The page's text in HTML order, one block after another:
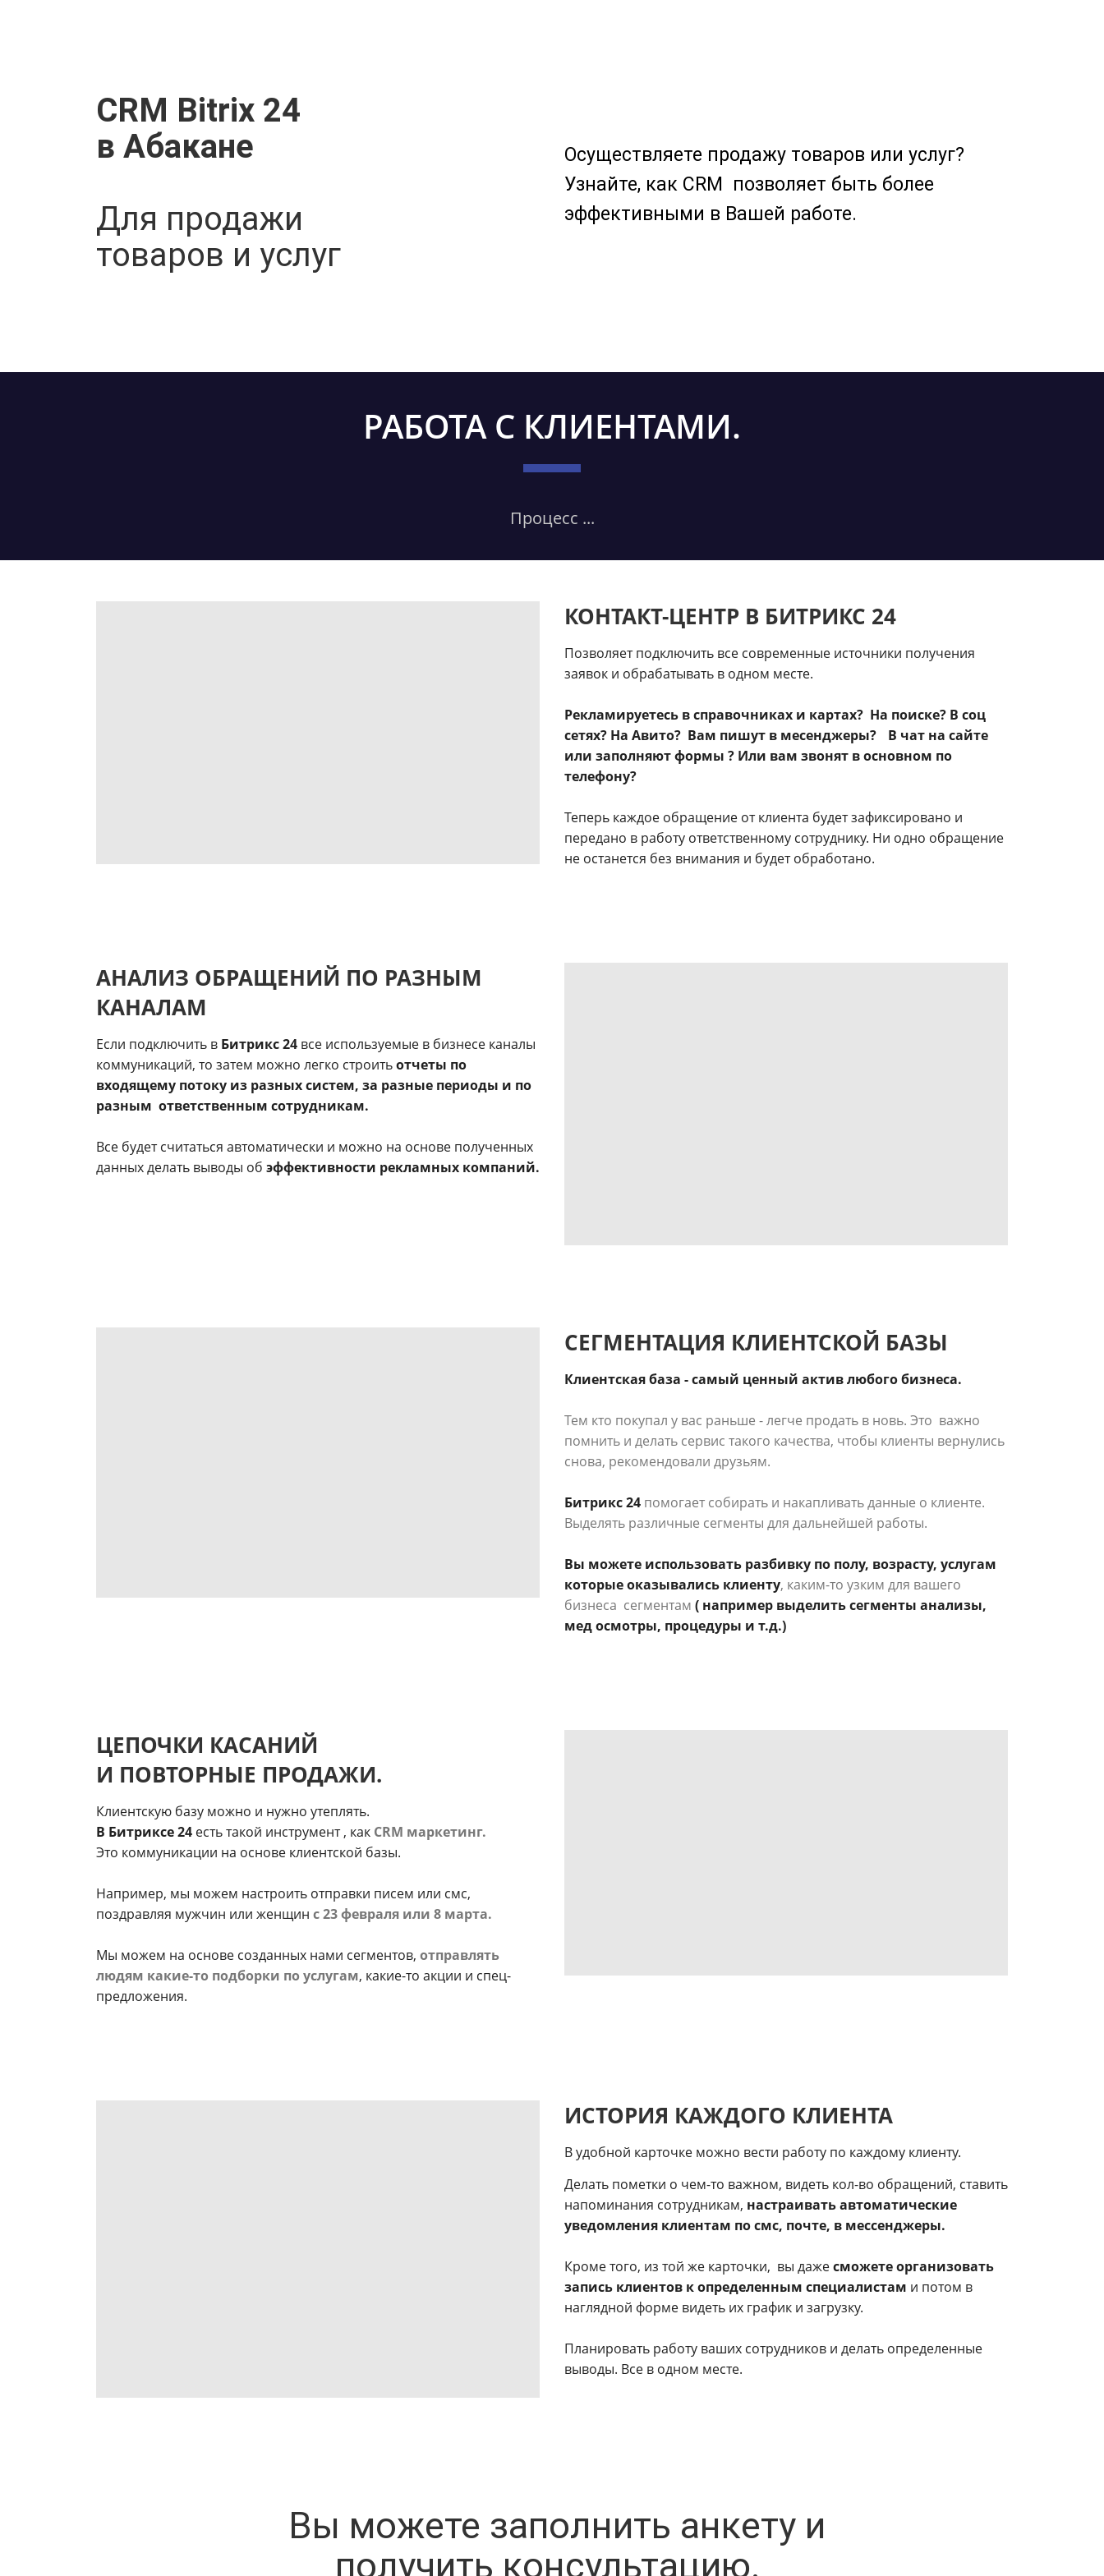
СRM Bitrix 24
в Абакане
Для продажи
товаров и услуг
Осуществляете продажу товаров или услуг?
Узнайте, как CRM позволяет быть более
эффективными в Вашей работе.
РАБОТА С КЛИЕНТАМИ.
Процесс ...
КОНТАКТ-ЦЕНТР В БИТРИКС 24
Позволяет подключить все современные источники получения
заявок и обрабатывать в одном месте.
Рекламируетесь в справочниках и картах? На поиске? В соц
сетях? На Авито? Вам пишут в месенджеры? В чат на сайте
или заполняют формы ? Или вам звонят в основном по
телефону?
Теперь каждое обращение от клиента будет зафиксировано и
передано в работу ответственному сотруднику. Ни одно обращение
не останется без внимания и будет обработано.
АНАЛИЗ ОБРАЩЕНИЙ ПО РАЗНЫМ
КАНАЛАМ
Если подключить в Битрикс 24 все используемые в бизнесе каналы
коммуникаций, то затем можно легко строитьотчеты по
входящему потоку из разных систем, за разные периоды и по
разным ответственным сотрудникам.
Все будет считаться автоматически и можно на основе полученных
данных делать выводы об эффективности рекламных компаний.
СЕГМЕНТАЦИЯ КЛИЕНТСКОЙ БАЗЫ
Клиентская база - самый ценный актив любого бизнеса.
Тем кто покупал у вас раньше - легче продать в новь. Это важно
помнить и делать сервис такого качества, чтобы клиенты вернулись
снова, рекомендовали друзьям.
Битрикс 24 помогает собирать и накапливать данные о клиенте.
Выделять различные сегменты для дальнейшей работы.
Вы можете использовать разбивку по полу, возрасту, услугам
которые оказывались клиенту, каким-то узким для вашего
бизнеса сегментам ( например выделить сегменты анализы,
мед осмотры, процедуры и т.д.)
ЦЕПОЧКИ КАСАНИЙ
И ПОВТОРНЫЕ ПРОДАЖИ.
Клиентскую базу можно и нужно утеплять.
В Битриксе 24 есть такой инструмент , как CRM маркетинг.
Это коммуникации на основе клиентской базы.
Например, мы можем настроить отправки писем или смс,
поздравляя мужчин или женщин с 23 февраля или 8 марта.
Мы можем на основе созданных нами сегментов, отправлять
людям какие-то подборки по услугам, какие-то акции и спец-
предложения.
ИСТОРИЯ КАЖДОГО КЛИЕНТА
В удобной карточке можно вести работу по каждому клиенту.
Делать пометки о чем-то важном, видеть кол-во обращений, ставить
напоминания сотрудникам, настраивать автоматические
уведомления клиентам по смс, почте, в мессенджеры.
Кроме того, из той же карточки, вы дажесможете организовать
запись клиентов к определенным специалистам и потом в
наглядной форме видеть их график и загрузку.
Планировать работу ваших сотрудников и делать определенные
выводы. Все в одном месте.
Вы можете заполнить анкету и
получить консультацию.